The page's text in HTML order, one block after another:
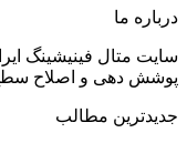
درباره ما
سایت متال فینیشینگ
پوشش دهی و اصلاح
جدیدترین مطالب